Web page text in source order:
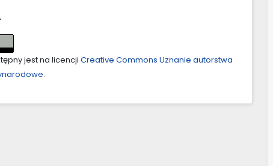
jest na licencji Creative Commons Uznanie autorstwa
.